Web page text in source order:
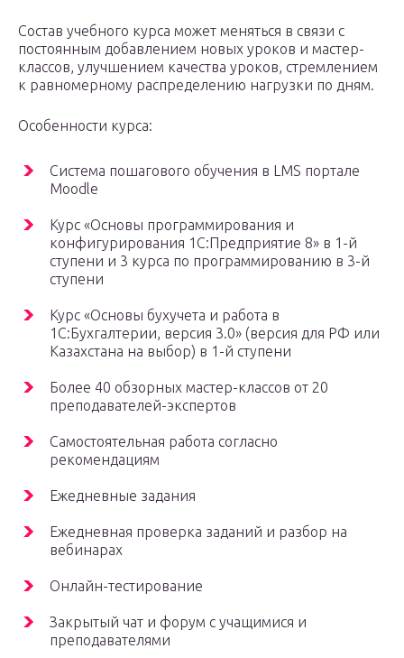
Состав учебного курса может меняться в связи с
постоянным добавлением новых уроков и мастер-
классов, улучшением качества уроков, стремлением
к равномерному распределению нагрузки по дням.
Особенности курса:
Система пошагового обучения в LMS портале
Moodle
Курс «Основы программирования и
конфигурирования 1С:Предприятие 8» в 1-й
ступени и 3 курса по программированию в 3-й
ступени
Курс «Основы бухучета и работа в
1С:Бухгалтерии, версия 3.0» (версия для РФ или
Казахстана на выбор) в 1-й ступени
Более 40 обзорных мастер-классов от 20
преподавателей-экспертов
Самостоятельная работа согласно
рекомендациям
Ежедневные задания
Ежедневная проверка заданий и разбор на
вебинарах
Онлайн-тестирование
Закрытый чат и форум с учащимися и
преподавателями